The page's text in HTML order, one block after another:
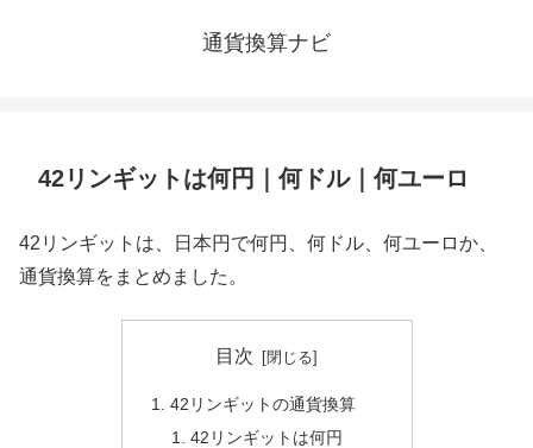
通貨換算ナビ
42リンギットは何円｜何ドル｜何ユーロ
42リンギットは、日本円で何円、何ドル、何ユーロか、
通貨換算をまとめました。
目次
42リンギットの通貨換算
42リンギットは何円